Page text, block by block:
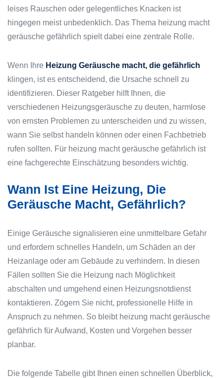
leises Rauschen oder gelegentliches Knacken ist
hingegen meist unbedenklich. Das Thema heizung macht
geräusche gefährlich spielt dabei eine zentrale Rolle.
Wenn Ihre Heizung Geräusche macht, die gefährlich
klingen, ist es entscheidend, die Ursache schnell zu
identifizieren. Dieser Ratgeber hilft Ihnen, die
verschiedenen Heizungsgeräusche zu deuten, harmlose
von ernsten Problemen zu unterscheiden und zu wissen,
wann Sie selbst handeln können oder einen Fachbetrieb
rufen sollten. Für heizung macht geräusche gefährlich ist
eine fachgerechte Einschätzung besonders wichtig.
Wann Ist Eine Heizung, Die
Geräusche Macht, Gefährlich?
Einige Geräusche signalisieren eine unmittelbare Gefahr
und erfordern schnelles Handeln, um Schäden an der
Heizanlage oder am Gebäude zu verhindern. In diesen
Fällen sollten Sie die Heizung nach Möglichkeit
abschalten und umgehend einen Heizungsnotdienst
kontaktieren. Zögern Sie nicht, professionelle Hilfe in
Anspruch zu nehmen. So bleibt heizung macht geräusche
gefährlich für Aufwand, Kosten und Vorgehen besser
planbar.
Die folgende Tabelle gibt Ihnen einen schnellen Überblick,